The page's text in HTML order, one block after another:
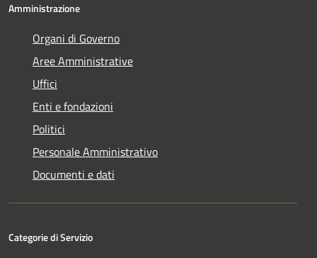
Amministrazione
Organi di Governo
Aree Amministrative
Uffici
Enti e fondazioni
Politici
Personale Amministrativo
Documenti e dati
Categorie di Servizio